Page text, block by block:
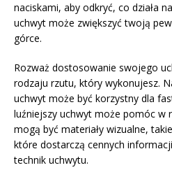
naciskami, aby odkryć, co działa
uchwyt może zwiększyć twoją
górce.
Rozważ dostosowanie swojego
rodzaju rzutu, który wykonujesz.
uchwyt może być korzystny dla
luźniejszy uchwyt może pomóc w
mogą być materiały wizualne,
które dostarczą cennych
technik uchwytu.